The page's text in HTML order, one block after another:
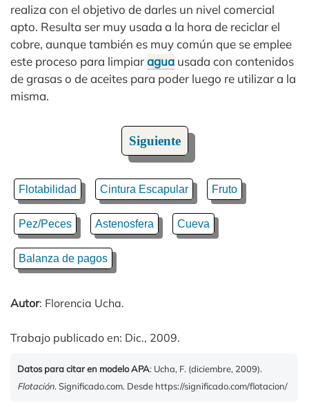
realiza con el objetivo de darles un nivel comercial
apto. Resulta ser muy usada a la hora de reciclar el
cobre, aunque también es muy común que se emplee
este proceso para limpiaragua usada con contenidos
de grasas o de aceites para poder luego re utilizar a la
misma.
Siguiente
Flotabilidad Cintura Escapular Fruto
Pez/Peces Astenosfera Cueva
Balanza de pagos
Autor: Florencia Ucha.
Trabajo publicado en: Dic., 2009.
Datos para citar en modelo APA: Ucha, F. (diciembre, 2009).
Flotación. Significado.com. Desde https://significado.com/flotacion/